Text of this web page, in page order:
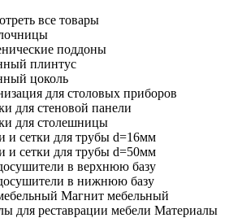
все товары
поддоны
плинтус
цоколь
для столовых приборов
для стеновой панели
для столешницы
и сетки для трубы d=16мм
и сетки для трубы d=50мм
в верхнюю базу
в нижнюю базу
Магнит мебельный
Материалы